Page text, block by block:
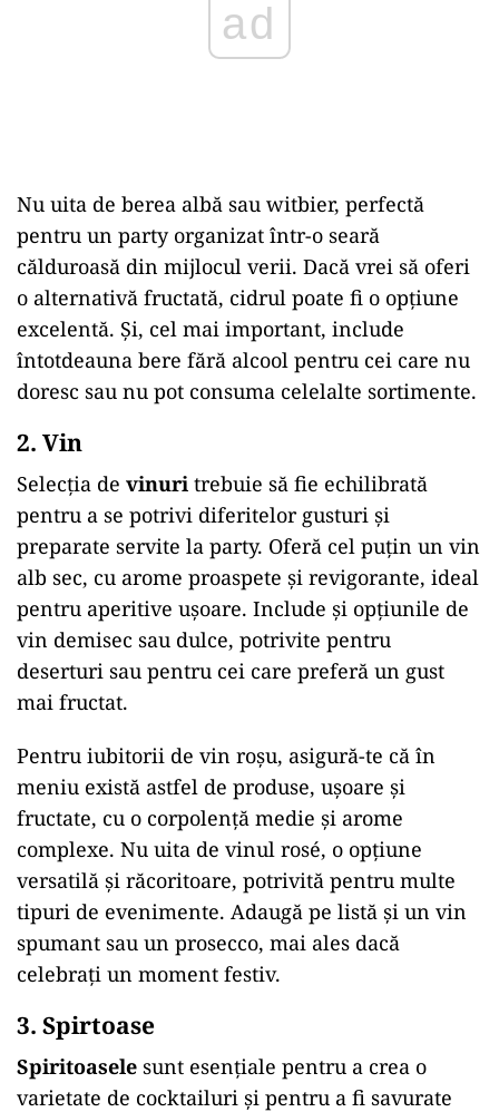
ad
Nu uita de berea albă sau witbier, perfectă
pentru un party organizat într-o seară
călduroasă din mijlocul verii. Dacă vrei să oferi
o alternativă fructată, cidrul poate fi o opțiune
excelentă. Și, cel mai important, include
întotdeauna bere fără alcool pentru cei care nu
doresc sau nu pot consuma celelalte sortimente.
2. Vin
Selecția de vinuri trebuie să fie echilibrată
pentru a se potrivi diferitelor gusturi și
preparate servite la party. Oferă cel puțin un vin
alb sec, cu arome proaspete și revigorante, ideal
pentru aperitive ușoare. Include și opțiunile de
vin demisec sau dulce, potrivite pentru
deserturi sau pentru cei care preferă un gust
mai fructat.
Pentru iubitorii de vin roșu, asigură-te că în
meniu există astfel de produse, ușoare și
fructate, cu o corpolență medie și arome
complexe. Nu uita de vinul rosé, o opțiune
versatilă și răcoritoare, potrivită pentru multe
tipuri de evenimente. Adaugă pe listă și un vin
spumant sau un prosecco, mai ales dacă
celebrați un moment festiv.
3. Spirtoase
Spiritoasele sunt esențiale pentru a crea o
varietate de cocktailuri și pentru a fi savurate